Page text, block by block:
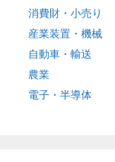
消費財・小売り
産業装置・機械
自動車・輸送
農業
電子・半導体